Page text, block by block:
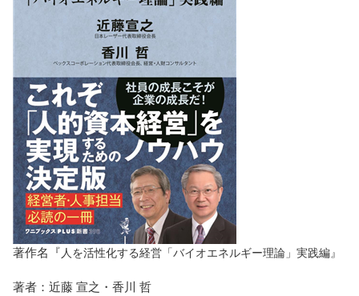
著作名『 人を活性化する経営「バイオエネルギー理論」実践編』
著者：近藤 宣之・香川 哲